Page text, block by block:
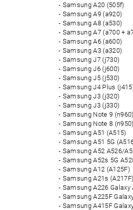
Samsung A20 (505f)
Samsung A9 (a920)
Samsung A8 (a530)
Samsung A7 (a700 +
Samsung A6 (a600)
Samsung A3 (a320)
Samsung J7 (j730)
Samsung J6 (j600)
Samsung J5 (j530)
Samsung J4 Plus
Samsung J3 (j320)
Samsung J3 (j330)
Samsung Note 9 (n960)
Samsung Note 8 (n950)
Samsung A51 (A515)
Samsung A51 5G
Samsung A52 A526/
Samsung A52s 5G
Samsung A12 (A125F)
Samsung A21s (A217F)
Samsung A226 Galaxy
Samsung A225F
Samsung A415F